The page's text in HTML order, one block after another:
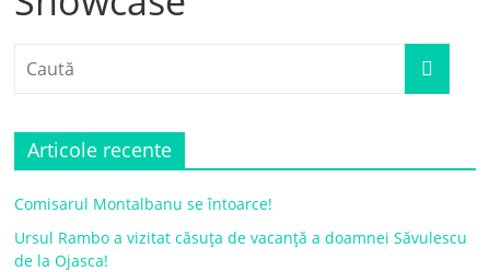
Articole recente
Comisarul Montalbanu se întoarce!
Ursul Rambo a vizitat căsuța de vacanță a doamnei Săvulescu
de la Ojasca!